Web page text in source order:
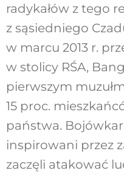
radykałów z tego
z sąsiedniego
w marcu 2013 r.
w stolicy RŚA,
pierwszym
15 proc.
państwa.
inspirowani przez
zaczęli atakować